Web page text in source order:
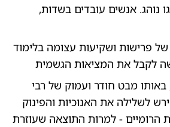
נוהג. אנשים עובדים בשדות,
פרישות ושקיעות עצומה בלימוד
לקבל את המציאות הגשמית
מבט חודר ועמוק של רבי
לשלילה את האנוכיות והפינוק
הרומיים - למרות התוצאה שעוזרת